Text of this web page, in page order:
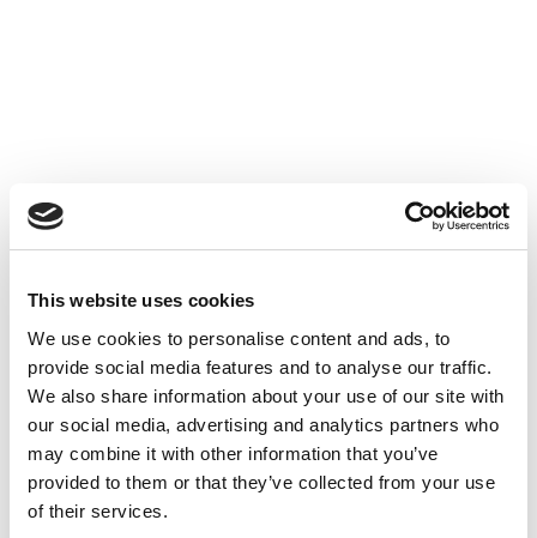
This website uses cookies
We use cookies to personalise content and ads, to
provide social media features and to analyse our traffic.
We also share information about your use of our site with
our social media, advertising and analytics partners who
may combine it with other information that you’ve
provided to them or that they’ve collected from your use
of their services.